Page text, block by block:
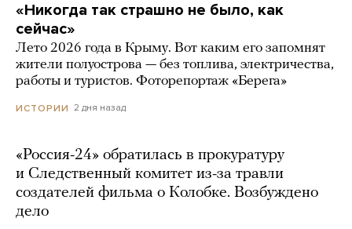
«Никогда так страшно не было, как
сейчас»
Лето 2026 года в Крыму. Вот каким его запомнят
жители полуострова — без топлива, электричества,
работы и туристов. Фоторепортаж «Берега»
ИСТОРИИ 2 дня назад
«Россия-24» обратилась в прокуратуру
и Следственный комитет из-за травли
создателей фильма о Колобке. Возбуждено
дело